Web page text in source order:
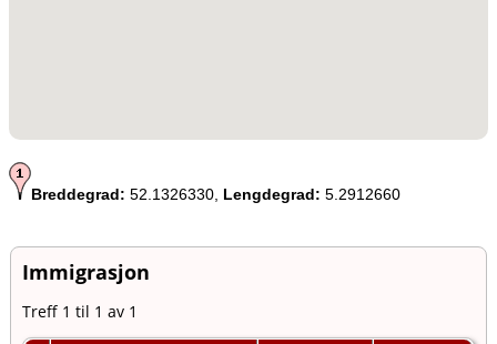
Breddegrad: 52.1326330, Lengdegrad: 5.2912660
Immigrasjon
Treff 1 til 1 av 1